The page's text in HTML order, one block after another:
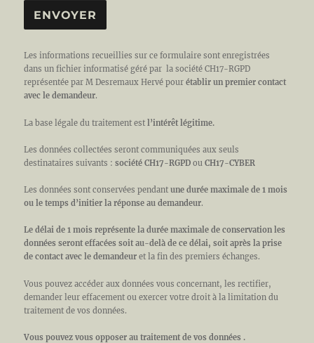
Les informations recueillies sur ce formulaire sont enregistrées
dans un fichier informatisé géré par la société CH17-RGPD
représentée par M Desremaux Hervé pourétablir un premier contact
avec le demandeur.
La base légale du traitement estl’intérêt légitime.
Les données collectées seront communiquées aux seuls
destinataires suivants :société CH17-RGPD ouCH17-CYBER
Les données sont conservées pendantune durée maximale de 1 mois
ou le temps d’initier la réponse au demandeur.
Le délai de 1 mois représente la durée maximale de conservation les
données seront effacées soit au-delà de ce délai, soit après la prise
de contact avec le demandeur et la fin des premiers échanges.
Vous pouvez accéder aux données vous concernant, les rectifier,
demander leur effacement ou exercer votre droit à la limitation du
traitement de vos données.
Vous pouvez vous opposer au traitement de vos données .